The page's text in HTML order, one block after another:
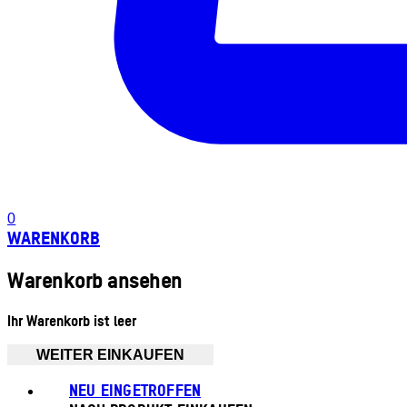
0
WARENKORB
Warenkorb ansehen
Ihr Warenkorb ist leer
WEITER EINKAUFEN
NEU EINGETROFFEN